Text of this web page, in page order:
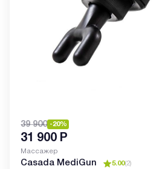
39 900 -20%
31 900 Р
Массажер
Casada MediGun 5.00(2)